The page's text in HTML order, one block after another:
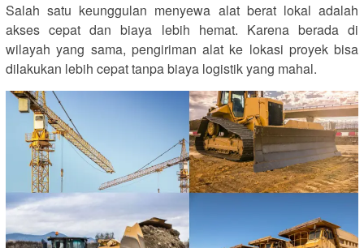
Salah satu keunggulan menyewa alat berat lokal adalah
akses cepat dan biaya lebih hemat. Karena berada di
wilayah yang sama, pengiriman alat ke lokasi proyek bisa
dilakukan lebih cepat tanpa biaya logistik yang mahal.